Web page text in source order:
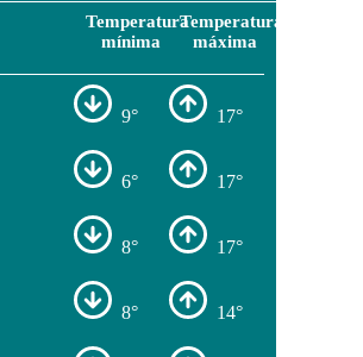
Temperatura
mínima
Temperatura
máxima
9° 17°
6° 17°
8° 17°
8° 14°